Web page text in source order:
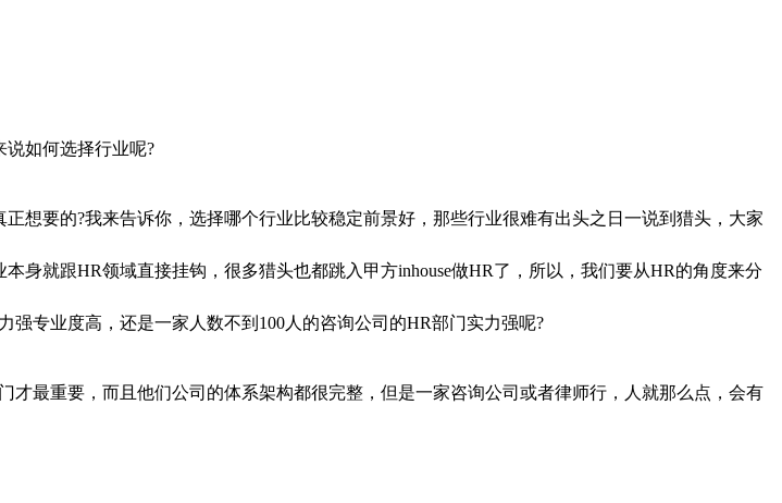
如何选择行业呢?
想要的?我来告诉你，选择哪个行业比较稳定前景好，那些行业很难有出头之日一说到猎头，大家
身就跟HR领域直接挂钩，很多猎头也都跳入甲方inhouse做HR了，所以，我们要从HR的角度来分
专业度高，还是一家人数不到100人的咨询公司的HR部门实力强呢?
最重要，而且他们公司的体系架构都很完整，但是一家咨询公司或者律师行，人就那么点，会有